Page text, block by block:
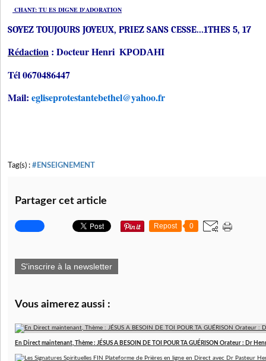
CHANT: TU ES DIGNE D'ADORATION
SOYEZ TOUJOURS JOYEUX, PRIEZ SANS CESSE...1THES 5, 17
Rédaction : Docteur Henri KPODAHI
Tél 0670486447
Mail: egliseprotestantebethel@yahoo.fr
Tag(s) : #ENSEIGNEMENT
Partager cet article
Repost 0
S'inscrire à la newsletter
Vous aimerez aussi :
En Direct maintenant, Thème : JÉSUS A BESOIN DE TOI POUR TA GUÉRISON Orateur : Dr